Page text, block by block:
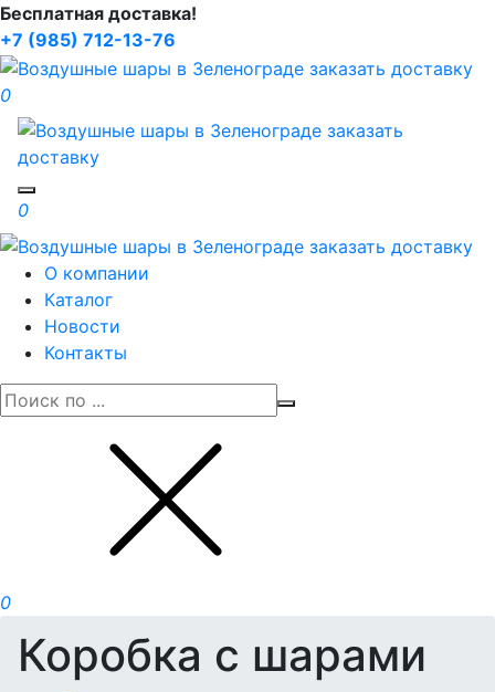
Бесплатная доставка!
+7 (985) 712-13-76
0
Toggle navigation
0
О компании
Каталог
Новости
Контакты
0
Коробка с шарами